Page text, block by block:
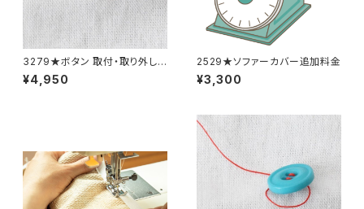
3279★ボタン 取付・取り外し
料金(15個分)
¥4,950
2529★ソファーカバー追加料金
¥3,300